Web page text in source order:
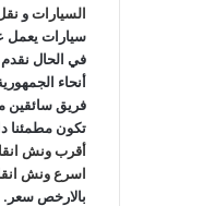
السياراتو
في الحال
أنحاء
فريق سائقين
تكون مطمئنا
أقرب ونش
اسرع ونش
بالارخص سعر.